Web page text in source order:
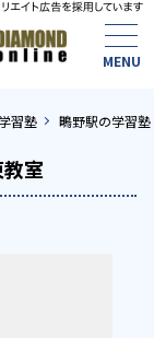
習塾 鴫野駅の学習塾
室